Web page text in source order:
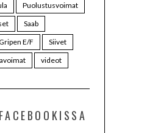
Puolustusvoimat
Saab
E/F
Siivet
videot